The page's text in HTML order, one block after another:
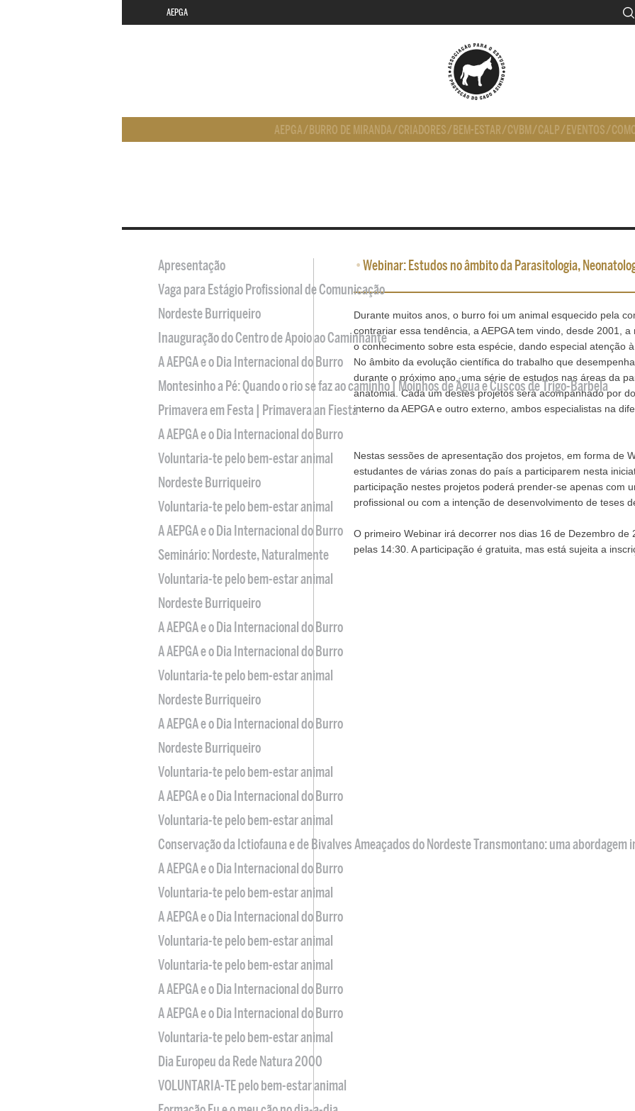
AEPGA
AEPGA/ BURRO DE MIRANDA/CRIADORES/ BEM-ESTAR/CVBM/CALP/ EVENTOS/
•Webinar: Estudos no âmbito da Parasitologia,
Durante muitos anos, o burro foi um animal esquecido pela
contrariar essa tendência, a AEPGA tem vindo, desde 2001,
o conhecimento sobre esta espécie, dando especial atenção
No âmbito da evolução científica do trabalho que
durante o próximo ano, uma série de estudos nas áreas da
anatomia. Cada um destes projetos será acompanhado por
interno da AEPGA e outro externo, ambos especialistas na
Nestas sessões de apresentação dos projetos, em forma de
estudantes de várias zonas do país a participarem nesta
participação nestes projetos poderá prender-se apenas com
profissional ou com a intenção de desenvolvimento de teses
O primeiro Webinar irá decorrer nos dias 16 de Dezembro de
pelas 14:30. A participação é gratuita, mas está sujeita a
Apresentação
Vaga para Estágio Profissional de Comunicação
Nordeste Burriqueiro
Inauguração do Centro de Apoio ao Caminhante
A AEPGA e o Dia Internacional do Burro
Montesinho a Pé: Quando o rio se faz ao caminho | Moinhos de Água e Cuscos de Trigo-Barbela
Primavera em Festa | Primavera an Fiesta
A AEPGA e o Dia Internacional do Burro
Voluntaria-te pelo bem-estar animal
Nordeste Burriqueiro
Voluntaria-te pelo bem-estar animal
A AEPGA e o Dia Internacional do Burro
Seminário: Nordeste, Naturalmente
Voluntaria-te pelo bem-estar animal
Nordeste Burriqueiro
A AEPGA e o Dia Internacional do Burro
A AEPGA e o Dia Internacional do Burro
Voluntaria-te pelo bem-estar animal
Nordeste Burriqueiro
A AEPGA e o Dia Internacional do Burro
Nordeste Burriqueiro
Voluntaria-te pelo bem-estar animal
A AEPGA e o Dia Internacional do Burro
Voluntaria-te pelo bem-estar animal
Conservação da Ictiofauna e de Bivalves Ameaçados do Nordeste Transmontano: uma abordagem
A AEPGA e o Dia Internacional do Burro
Voluntaria-te pelo bem-estar animal
A AEPGA e o Dia Internacional do Burro
Voluntaria-te pelo bem-estar animal
Voluntaria-te pelo bem-estar animal
A AEPGA e o Dia Internacional do Burro
A AEPGA e o Dia Internacional do Burro
Voluntaria-te pelo bem-estar animal
Dia Europeu da Rede Natura 2000
VOLUNTARIA-TE pelo bem-estar animal